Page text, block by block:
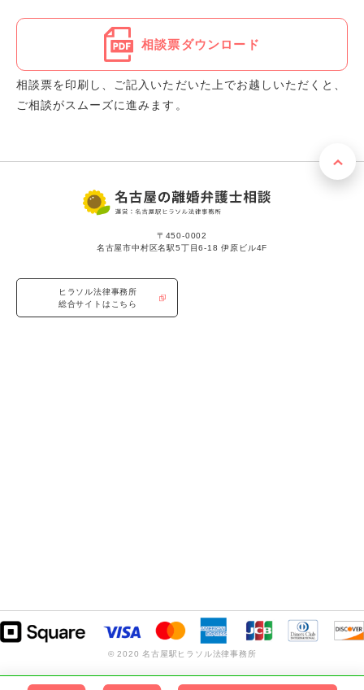
相談票ダウンロード
相談票を印刷し、ご記入いただいた上でお越しいただくと、
ご相談がスムーズに進みます。
〒450-0002
名古屋市中村区名駅5丁目6-18 伊原ビル4F
ヒラソル法律事務所
総合サイトはこちら
© 2020 名古屋駅ヒラソル法律事務所